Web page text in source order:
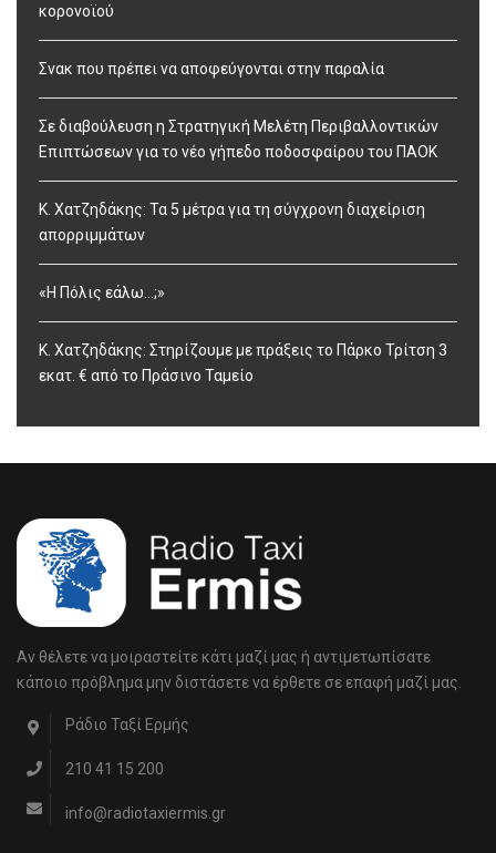
κορονοϊού
Σνακ που πρέπει να αποφεύγονται στην παραλία
Σε διαβούλευση η Στρατηγική Μελέτη Περιβαλλοντικών
Επιπτώσεων για το νέο γήπεδο ποδοσφαίρου του ΠΑΟΚ
Κ. Χατζηδάκης: Τα 5 μέτρα για τη σύγχρονη διαχείριση
απορριμμάτων
«Η Πόλις εάλω…;»
Κ. Χατζηδάκης: Στηρίζουμε με πράξεις το Πάρκο Τρίτση 3
εκατ. € από το Πράσινο Ταμείο
Αν θέλετε να μοιραστείτε κάτι μαζί μας ή αντιμετωπίσατε
κάποιο πρόβλημα μην διστάσετε να έρθετε σε επαφή μαζί μας.
Ράδιο Ταξί Ερμής
210 41 15 200
info@radiotaxiermis.gr